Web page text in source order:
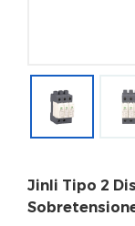
Jinli Tipo 2